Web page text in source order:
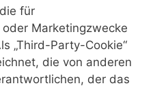
für
Marketingzwecke
„Third-Party-Cookie“
die von anderen
der das